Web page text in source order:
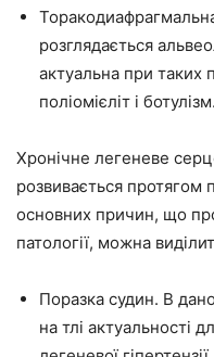
розглядається
актуальна при таких
поліомієліт і ботулізм.
Хронічне легеневе
розвивається протягом
основних причин, що
патології, можна
Поразка судин. В
на тлі актуальності